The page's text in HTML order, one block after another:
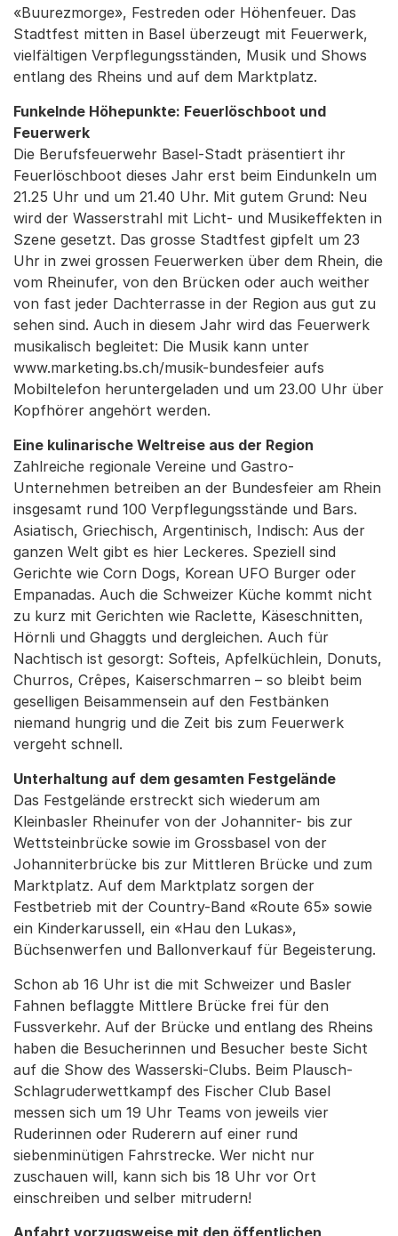
«Buurezmorge», Festreden oder Höhenfeuer. Das
Stadtfest mitten in Basel überzeugt mit Feuerwerk,
vielfältigen Verpflegungsständen, Musik und Shows
entlang des Rheins und auf dem Marktplatz.
Funkelnde Höhepunkte: Feuerlöschboot und
Feuerwerk
Die Berufsfeuerwehr Basel-Stadt präsentiert ihr
Feuerlöschboot dieses Jahr erst beim Eindunkeln um
21.25 Uhr und um 21.40 Uhr. Mit gutem Grund: Neu
wird der Wasserstrahl mit Licht- und Musikeffekten in
Szene gesetzt. Das grosse Stadtfest gipfelt um 23
Uhr in zwei grossen Feuerwerken über dem Rhein, die
vom Rheinufer, von den Brücken oder auch weither
von fast jeder Dachterrasse in der Region aus gut zu
sehen sind. Auch in diesem Jahr wird das Feuerwerk
musikalisch begleitet: Die Musik kann unter
www.marketing.bs.ch/musik-bundesfeier aufs
Mobiltelefon heruntergeladen und um 23.00 Uhr über
Kopfhörer angehört werden.
Eine kulinarische Weltreise aus der Region
Zahlreiche regionale Vereine und Gastro-
Unternehmen betreiben an der Bundesfeier am Rhein
insgesamt rund 100 Verpflegungsstände und Bars.
Asiatisch, Griechisch, Argentinisch, Indisch: Aus der
ganzen Welt gibt es hier Leckeres. Speziell sind
Gerichte wie Corn Dogs, Korean UFO Burger oder
Empanadas. Auch die Schweizer Küche kommt nicht
zu kurz mit Gerichten wie Raclette, Käseschnitten,
Hörnli und Ghaggts und dergleichen. Auch für
Nachtisch ist gesorgt: Softeis, Apfelküchlein, Donuts,
Churros, Crêpes, Kaiserschmarren – so bleibt beim
geselligen Beisammensein auf den Festbänken
niemand hungrig und die Zeit bis zum Feuerwerk
vergeht schnell.
Unterhaltung auf dem gesamten Festgelände
Das Festgelände erstreckt sich wiederum am
Kleinbasler Rheinufer von der Johanniter- bis zur
Wettsteinbrücke sowie im Grossbasel von der
Johanniterbrücke bis zur Mittleren Brücke und zum
Marktplatz. Auf dem Marktplatz sorgen der
Festbetrieb mit der Country-Band «Route 65» sowie
ein Kinderkarussell, ein «Hau den Lukas»,
Büchsenwerfen und Ballonverkauf für Begeisterung.
Schon ab 16 Uhr ist die mit Schweizer und Basler
Fahnen beflaggte Mittlere Brücke frei für den
Fussverkehr. Auf der Brücke und entlang des Rheins
haben die Besucherinnen und Besucher beste Sicht
auf die Show des Wasserski-Clubs. Beim Plausch-
Schlagruderwettkampf des Fischer Club Basel
messen sich um 19 Uhr Teams von jeweils vier
Ruderinnen oder Ruderern auf einer rund
siebenminütigen Fahrstrecke. Wer nicht nur
zuschauen will, kann sich bis 18 Uhr vor Ort
einschreiben und selber mitrudern!
Anfahrt vorzugsweise mit den öffentlichen